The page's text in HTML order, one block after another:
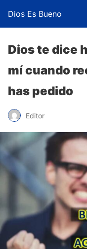
Dios Es Bueno
Dios te dice
mí cuando
has pedido
Editor